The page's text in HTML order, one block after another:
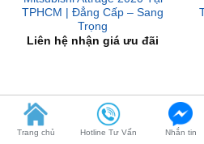
Trang chủ Hotline Tư Vấn Nhắn tin